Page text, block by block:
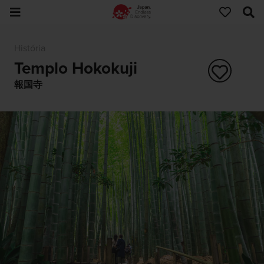
Templo Hokokuji
報国寺